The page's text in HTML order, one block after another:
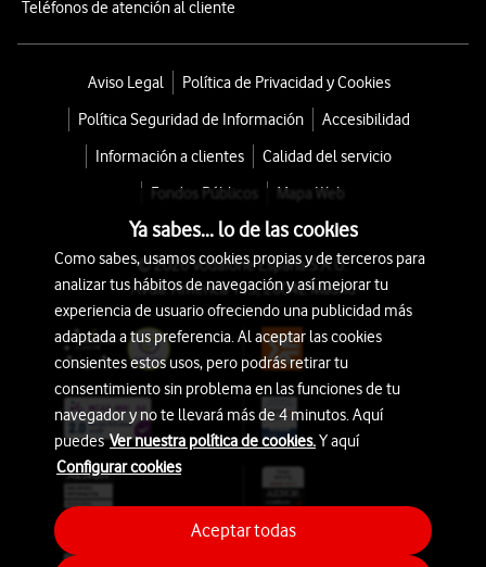
Teléfonos de atención al cliente
Aviso Legal
Política de Privacidad y Cookies
Política Seguridad de Información
Accesibilidad
Información a clientes
Calidad del servicio
Fondos Públicos
Mapa Web
© 2026 Vodafone España S.A.U.
Avda. América 115, 28042 Madrid
Ya sabes... lo de las cookies
Como sabes, usamos cookies propias y de terceros para
analizar tus hábitos de navegación y así mejorar tu
experiencia de usuario ofreciendo una publicidad más
adaptada a tus preferencia. Al aceptar las cookies
consientes estos usos, pero podrás retirar tu
consentimiento sin problema en las funciones de tu
navegador y no te llevará más de 4 minutos. Aquí
puedesVer nuestra política de cookies.Y aquí
Configurar cookies
Aceptar todas